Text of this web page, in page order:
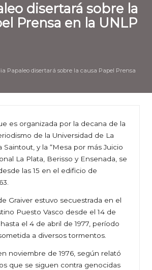
disertará sobre la
Prensa en la UNLP
Papaleo disertará sobre la causa Papel Prensa
es organizada por la decana de la
de la Universidad de La
Saintout, y la “Mesa por más Juicio
La Plata, Berisso y Ensenada, se
las 15 en el edificio de
Graiver estuvo secuestrada en el
Puesto Vasco desde el 14 de
el 4 de abril de 1977, período
a diversos tormentos.
noviembre de 1976, según relató
que se siguen contra genocidas